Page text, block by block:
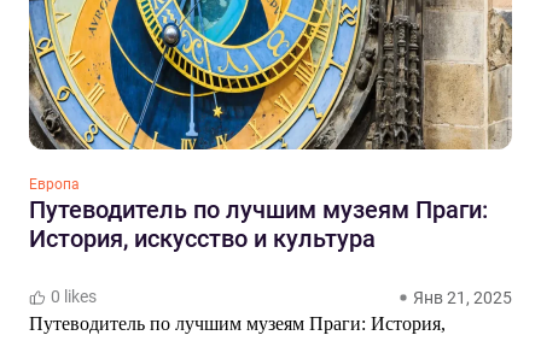
Европа
Путеводитель по лучшим музеям Праги:
История, искусство и культура
0 likes Янв 21, 2025
Путеводитель по лучшим музеям Праги: История,